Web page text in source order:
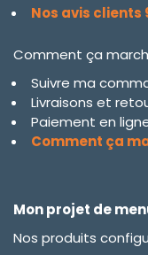
Nos avis clients
Comment ça
Suivre ma
Livraisons et
Paiement en
Comment ça
Mon projet de
Nos produits